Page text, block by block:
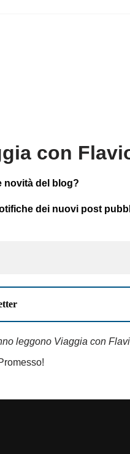
con
novità del blog?
dei nuovi post
leggono Viaggia con